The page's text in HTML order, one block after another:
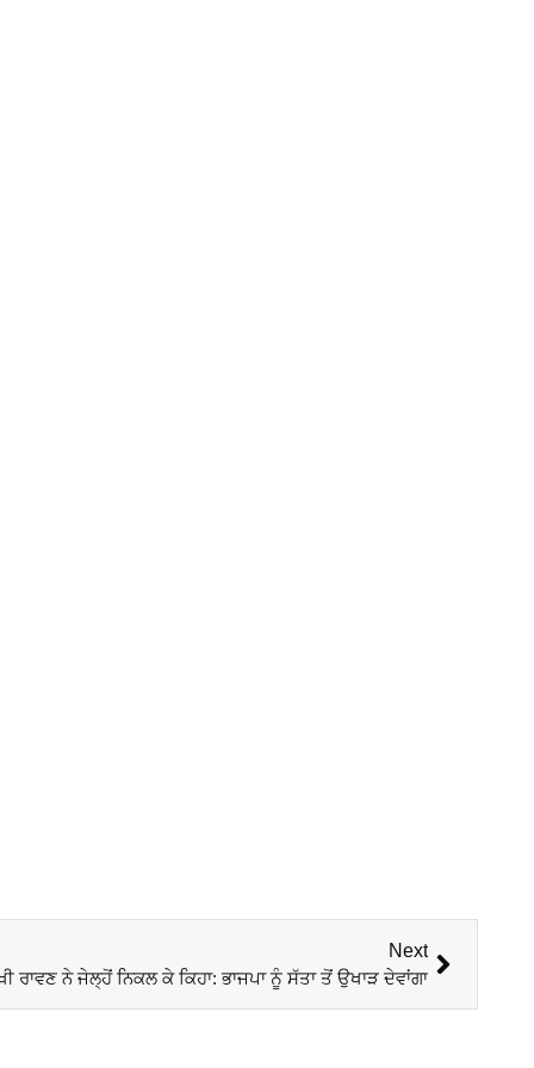
Next
ਰਾਵਣ ਨੇ ਜੇਲ੍ਹੋਂ ਨਿਕਲ ਕੇ ਕਿਹਾ: ਭਾਜਪਾ ਨੂੰ ਸੱਤਾ ਤੋਂ ਉਖਾੜ ਦੇਵਾਂਗਾ